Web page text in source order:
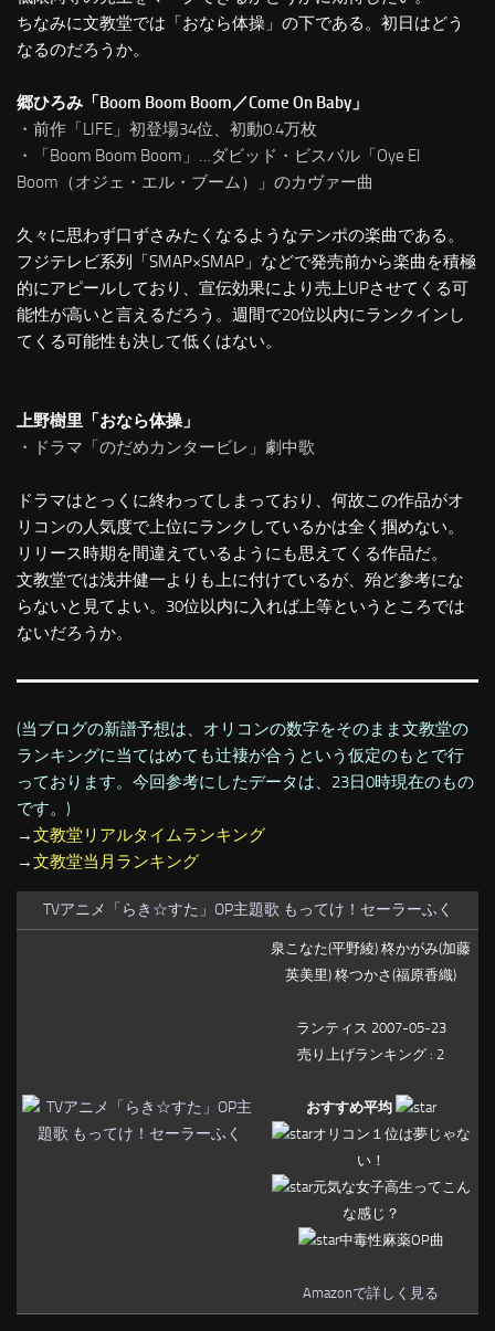
ちなみに文教堂では「おなら体操」の下である。初日はどう
なるのだろうか。
郷ひろみ「Boom Boom Boom／Come On Baby」
・前作「LIFE」初登場34位、初動0.4万枚
・「Boom Boom Boom」…ダビッド・ビスバル「Oye El
Boom（オジェ・エル・ブーム）」のカヴァー曲
久々に思わず口ずさみたくなるようなテンポの楽曲である。
フジテレビ系列「SMAP×SMAP」などで発売前から楽曲を積極
的にアピールしており、宣伝効果により売上UPさせてくる可
能性が高いと言えるだろう。週間で20位以内にランクインし
てくる可能性も決して低くはない。
上野樹里「おなら体操」
・ドラマ「のだめカンタービレ」劇中歌
ドラマはとっくに終わってしまっており、何故この作品がオ
リコンの人気度で上位にランクしているかは全く掴めない。
リリース時期を間違えているようにも思えてくる作品だ。
文教堂では浅井健一よりも上に付けているが、殆ど参考にな
らないと見てよい。30位以内に入れば上等というところでは
ないだろうか。
(当ブログの新譜予想は、オリコンの数字をそのまま文教堂の
ランキングに当てはめても辻褄が合うという仮定のもとで行
っております。今回参考にしたデータは、23日0時現在のもの
です。)
→文教堂リアルタイムランキング
→文教堂当月ランキング
TVアニメ「らき☆すた」OP主題歌 もってけ！セーラーふく
泉こなた(平野綾) 柊かがみ(加藤
英美里) 柊つかさ(福原香織)
ランティス 2007-05-23
売り上げランキング : 2
おすすめ平均
オリコン１位は夢じゃな
い！
元気な女子高生ってこん
な感じ？
中毒性麻薬OP曲
Amazonで詳しく見る